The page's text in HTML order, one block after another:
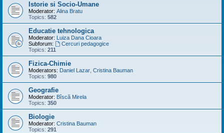
Istorie si Socio-Umane
Moderator: Alina Bratu
Topics: 582
Educatie tehnologica
Moderator: Luiza Dana Cioara
Subforum:
Cercuri pedagogice
Topics: 211
Fizica-Chimie
Moderators: Daniel Lazar Cristina Bauman
Topics: 980
Geografie
Moderator: Bîscă Mirela
Topics: 350
Biologie
Moderator: Cristina Bauman
Topics: 291